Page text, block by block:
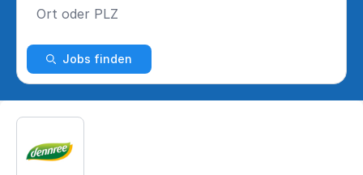
Jobs finden